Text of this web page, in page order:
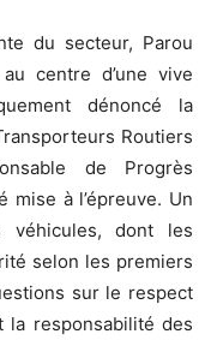
du secteur, Parou
centre d’une vive
dénoncé la
Routiers
de Progrès
à l’épreuve. Un
véhicules, dont les
selon les premiers
sur le respect
responsabilité des